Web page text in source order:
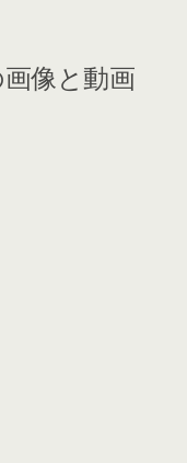
画像と動画